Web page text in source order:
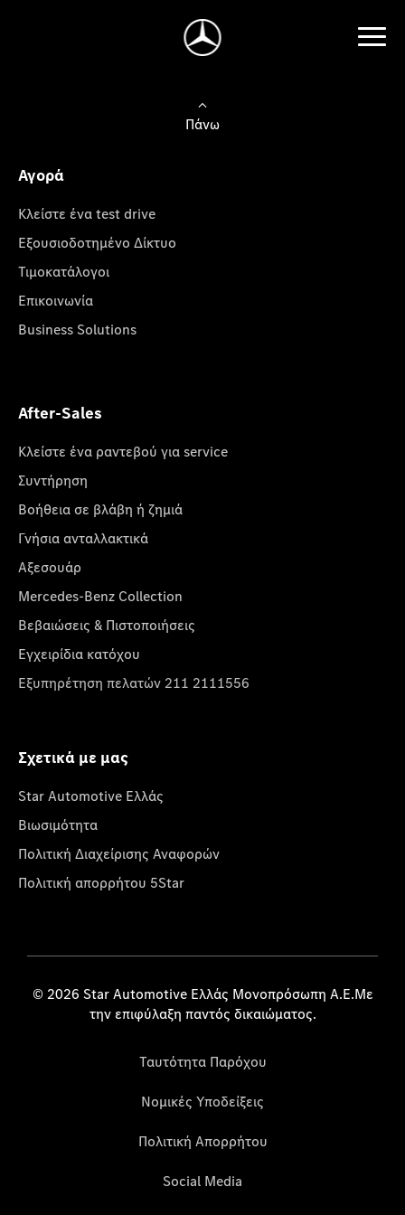
Πάνω
Αγορά
Κλείστε ένα test drive
Εξουσιοδοτημένο Δίκτυο
Τιμοκατάλογοι
Επικοινωνία
Business Solutions
After-Sales
Κλείστε ένα ραντεβού για service
Συντήρηση
Βοήθεια σε βλάβη ή ζημιά
Γνήσια ανταλλακτικά
Αξεσουάρ
Mercedes-Benz Collection
Βεβαιώσεις & Πιστοποιήσεις
Εγχειρίδια κατόχου
Εξυπηρέτηση πελατών 211 2111556
Σχετικά με μας
Star Automotive Ελλάς
Βιωσιμότητα
Πολιτική Διαχείρισης Αναφορών
Πολιτική απορρήτου 5Star
© 2026 Star Automotive Ελλάς Μονοπρόσωπη Α.Ε.Με
την επιφύλαξη παντός δικαιώματος.
Ταυτότητα Παρόχου
Νομικές Υποδείξεις
Πολιτική Απορρήτου
Social Media